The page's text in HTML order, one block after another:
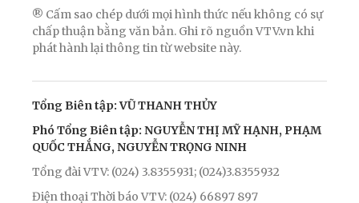
® Cấm sao chép dưới mọi hình thức nếu không có sự
chấp thuận bằng văn bản. Ghi rõ nguồn VTV.vn khi
phát hành lại thông tin từ website này.
Tổng Biên tập: VŨ THANH THỦY
Phó Tổng Biên tập: NGUYỄN THỊ MỸ HẠNH, PHẠM
QUỐC THẮNG, NGUYỄN TRỌNG NINH
Tổng đài VTV: (024) 3.8355931; (024)3.8355932
Điện thoại Thời báo VTV: (024) 66897 897